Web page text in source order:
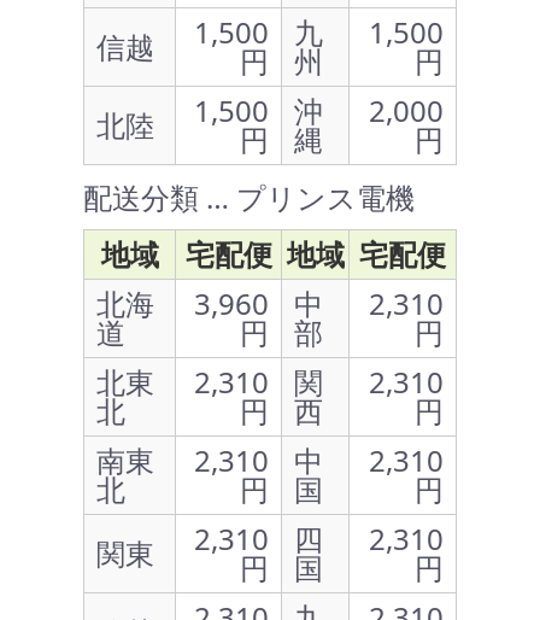
信越
1,500
円
九
州
1,500
円
北陸
1,500
円
沖
縄
2,000
円
配送分類 … プリンス電機
地域
宅配便 地域 宅配便
北海
道
3,960
円
中
部
2,310
円
北東
北
2,310
円
関
西
2,310
円
南東
北
2,310
円
中
国
2,310
円
関東
2,310
円
四
国
2,310
円